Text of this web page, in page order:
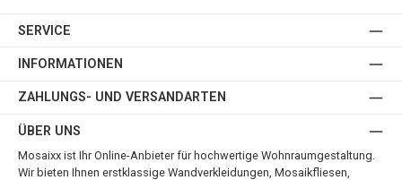
SERVICE
INFORMATIONEN
ZAHLUNGS- UND VERSANDARTEN
ÜBER UNS
Mosaixx ist Ihr Online-Anbieter für hochwertige Wohnraumgestaltung.
Wir bieten Ihnen erstklassige Wandverkleidungen, Mosaikfliesen,